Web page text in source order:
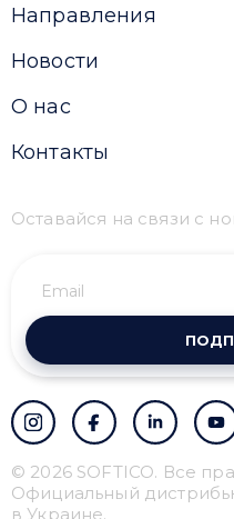
Направления
Новости
О нас
Контакты
Оставайся на связи с
© 2026 SOFTICO. Все
Официальный
в Украине.